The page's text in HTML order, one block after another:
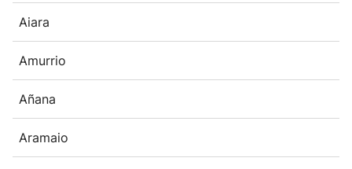
Aiara
Amurrio
Añana
Aramaio